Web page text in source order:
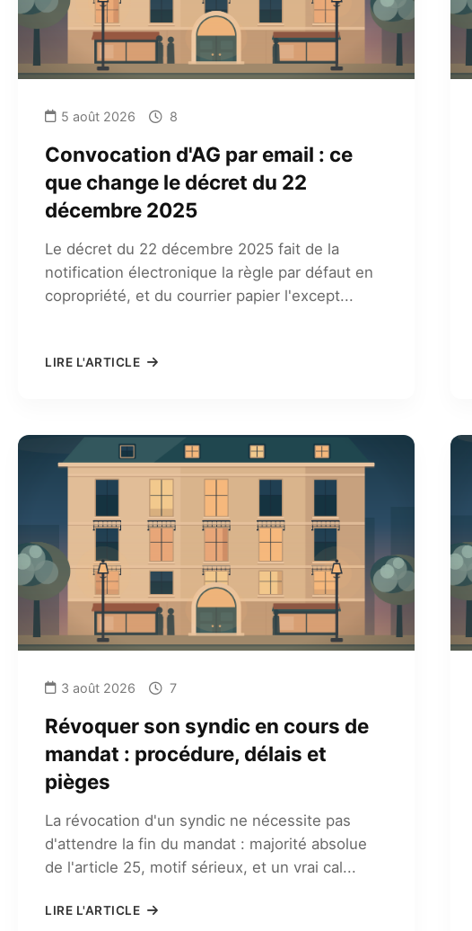
5 août 2026 8
Convocation d'AG par email : ce
que change le décret du 22
décembre 2025
Le décret du 22 décembre 2025 fait de la
notification électronique la règle par défaut en
copropriété, et du courrier papier l'except...
LIRE L'ARTICLE
3 août 2026 7
Révoquer son syndic en cours de
mandat : procédure, délais et
pièges
La révocation d'un syndic ne nécessite pas
d'attendre la fin du mandat : majorité absolue
de l'article 25, motif sérieux, et un vrai cal...
LIRE L'ARTICLE